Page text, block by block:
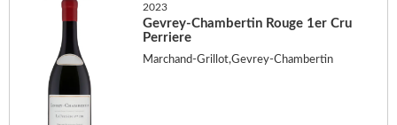
2023
Gevrey-Chambertin Rouge 1er Cru
Perriere
Marchand-Grillot,Gevrey-Chambertin